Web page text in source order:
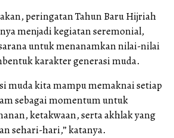
peringatan Tahun Baru Hijriah
menjadi kegiatan seremonial,
untuk menanamkan nilai-nilai
karakter generasi muda.
muda kita mampu memaknai setiap
sebagai momentum untuk
ketakwaan, serta akhlak yang
sehari-hari,” katanya.